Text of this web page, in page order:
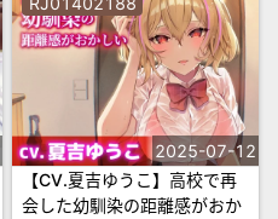
2025-07-12
【CV.夏吉ゆうこ】高校で再
会した幼馴染の距離感がおか